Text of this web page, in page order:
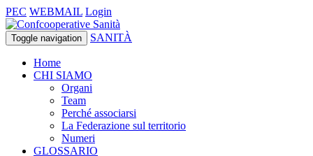
PEC WEBMAIL Login
Toggle navigation SANITÀ
Home
CHI SIAMO
Organi
Team
Perché associarsi
La Federazione sul territorio
Numeri
GLOSSARIO